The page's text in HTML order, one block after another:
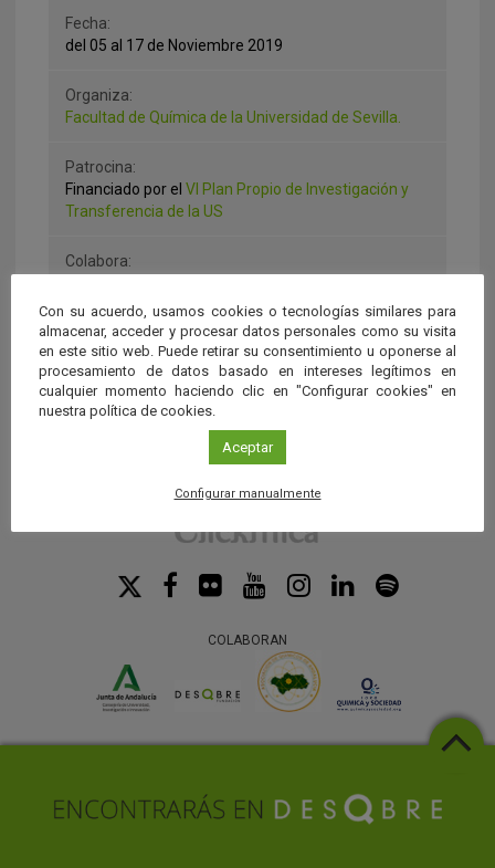
Fecha:
del 05 al 17 de Noviembre 2019
Organiza:
Facultad de Química de la Universidad de Sevilla.
Patrocina:
Financiado por el VI Plan Propio de Investigación y
Transferencia de la US
Colabora:
Más información:
En este enlace
COLABORAN
Con su acuerdo, usamos cookies o tecnologías similares para
almacenar, acceder y procesar datos personales como su visita
en este sitio web. Puede retirar su consentimiento u oponerse al
procesamiento de datos basado en intereses legítimos en
cualquier momento haciendo clic en "Configurar cookies" en
nuestra política de cookies.
Aceptar
Configurar manualmente